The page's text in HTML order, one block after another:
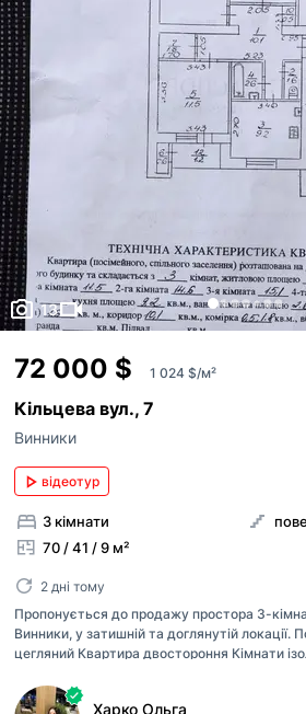
13
72 000 $ 1 024 $/м²
Кільцева вул., 7
Винники
відеотур
3 кімнати
70 / 41 / 9 м²
2 дні тому
Пропонується до продажу простора 3-
Винники, у затишній та доглянутій
цегляний Квартира двостороння Кімнати
Доглянутий під’їзд Будинок з ОСББ, охайна
Харко Ольга